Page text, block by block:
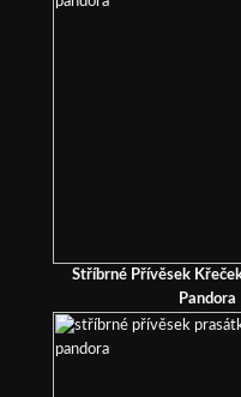
Stříbrné Přívěsek
Pandora